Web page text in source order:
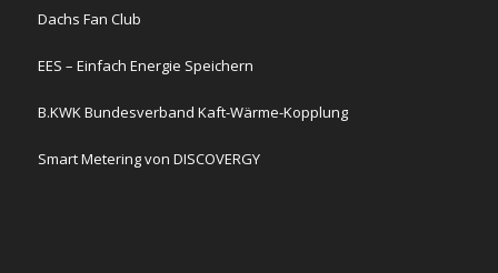
Dachs Fan Club
EES – Einfach Energie Speichern
B.KWK Bundesverband Kaft-Wärme-Kopplung
Smart Metering von DISCOVERGY